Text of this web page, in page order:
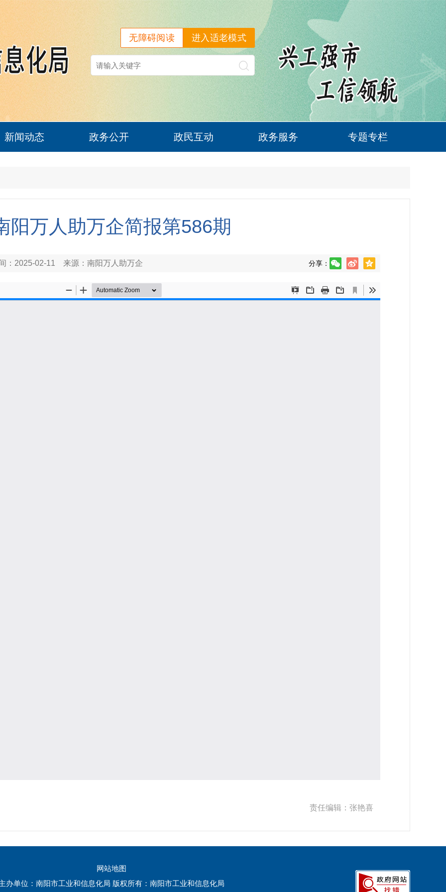
进入适老模式
无障碍阅读
新闻动态 政务公开 政民互动 政务服务 专题专栏
阳万人助万企简报第586期
：2025-02-11 来源：南阳万人助万企 分享：
责任编辑： 张艳喜
网站地图
办单位：南阳市工业和信息化局 版权所有：南阳市工业和信息化局